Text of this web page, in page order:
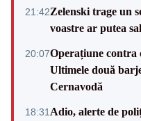
21:42Zelenski trage un
voastre ar putea
20:07Operațiune contra
Ultimele două
Cernavodă
18:31 Adio, alerte de